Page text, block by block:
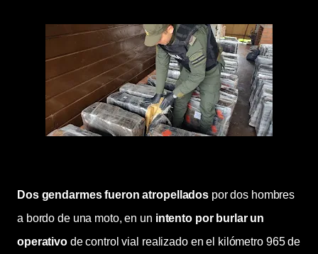
Dos gendarmes fueron atropellados por dos hombres
a bordo de una moto, en un intento por burlar un
operativode control vial realizado en el kilómetro 965 de